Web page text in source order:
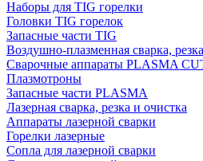
Наборы для TIG горелки
Головки TIG горелок
Запасные части TIG
Воздушно-плазменная сварка,
Сварочные аппараты PLASMA
Плазмотроны
Запасные части PLASMA
Лазерная сварка, резка и очистка
Аппараты лазерной сварки
Горелки лазерные
Сопла для лазерной сварки